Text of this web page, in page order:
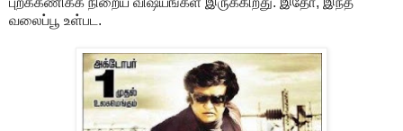
வலைப்பூ உள்பட.